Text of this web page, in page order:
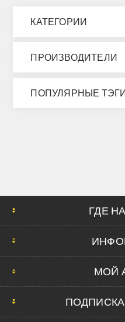
КАТЕГОРИИ
ПРОИЗВОДИТЕЛИ
ПОПУЛЯРНЫЕ
ГДЕ
МОЙ